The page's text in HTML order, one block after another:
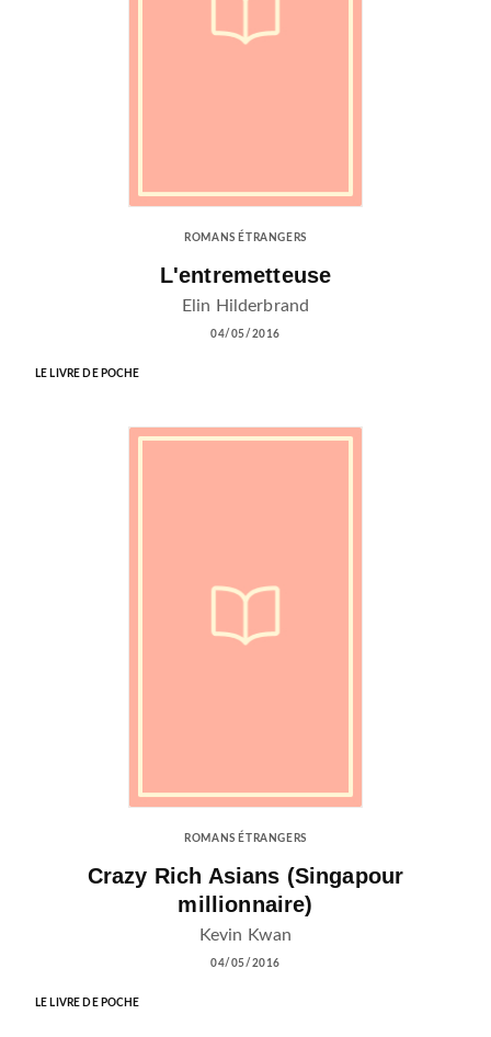
ROMANS ÉTRANGERS
L'entremetteuse
Elin Hilderbrand
04/05/2016
LE LIVRE DE POCHE
ROMANS ÉTRANGERS
Crazy Rich Asians (Singapour
millionnaire)
Kevin Kwan
04/05/2016
LE LIVRE DE POCHE